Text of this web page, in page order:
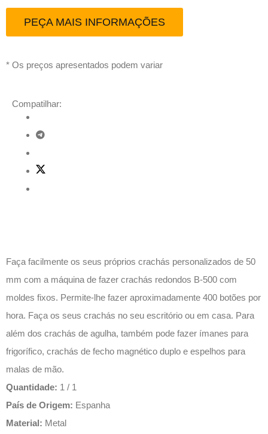
PEÇA MAIS INFORMAÇÕES
* Os preços apresentados podem variar
Compatilhar:
Faça facilmente os seus próprios crachás personalizados de 50
mm com a máquina de fazer crachás redondos B-500 com
moldes fixos. Permite-lhe fazer aproximadamente 400 botões por
hora. Faça os seus crachás no seu escritório ou em casa. Para
além dos crachás de agulha, também pode fazer ímanes para
frigorífico, crachás de fecho magnético duplo e espelhos para
malas de mão.
Quantidade: 1 / 1
País de Origem: Espanha
Material: Metal